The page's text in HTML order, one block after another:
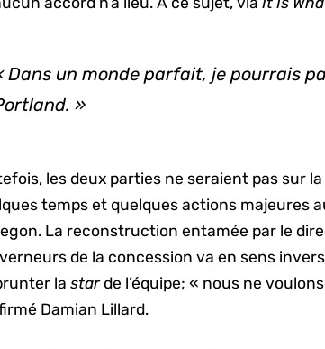
Dans un monde parfait, je pourrais
»
les deux parties ne seraient pas sur
temps et quelques actions majeures
La reconstruction entamée par le
de la concession va en sens
lastarde l’équipe; « nous ne
Damian Lillard.